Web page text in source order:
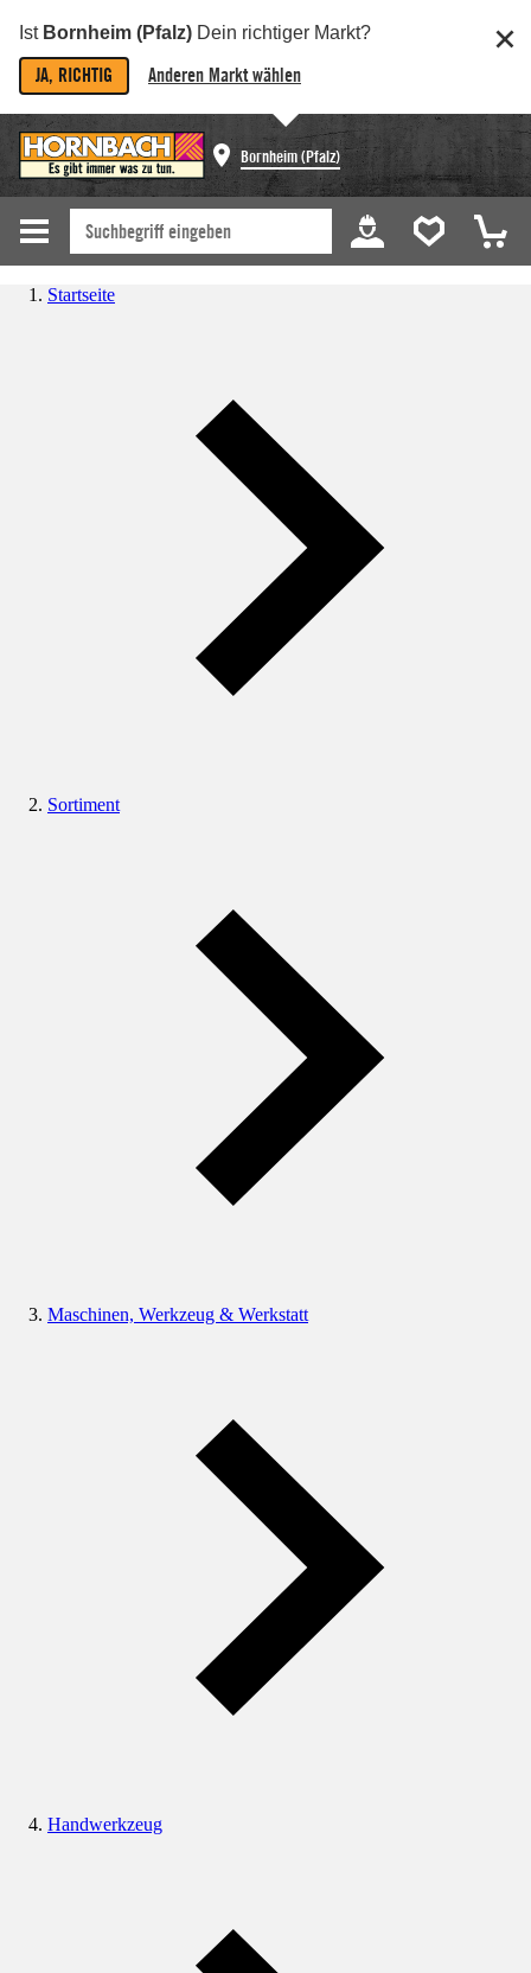
Ist Bornheim (Pfalz) Dein richtiger Markt?
JA, RICHTIG Anderen Markt wählen
Bornheim (Pfalz)
Startseite
Sortiment
Maschinen, Werkzeug & Werkstatt
Handwerkzeug